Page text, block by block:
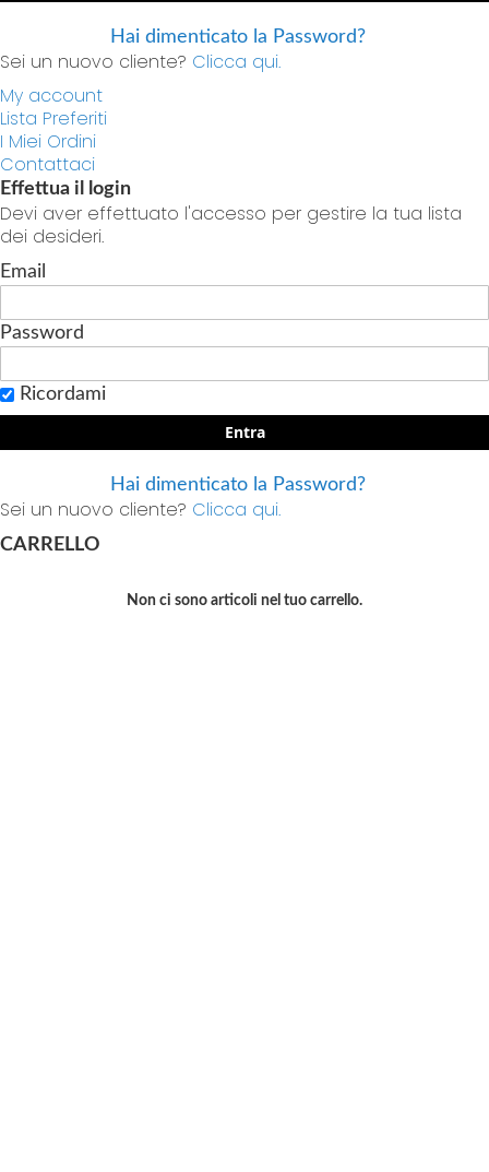
Hai dimenticato la Password?
Sei un nuovo cliente? Clicca qui.
My account
Lista Preferiti
I Miei Ordini
Contattaci
Effettua il login
Devi aver effettuato l'accesso per gestire la tua lista
dei desideri.
Email
Password
Ricordami
Entra
Hai dimenticato la Password?
Sei un nuovo cliente? Clicca qui.
CARRELLO
Non ci sono articoli nel tuo carrello.